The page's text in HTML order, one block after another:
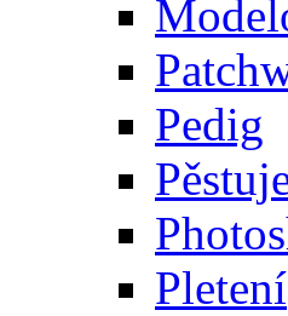
Pedig
Pletení